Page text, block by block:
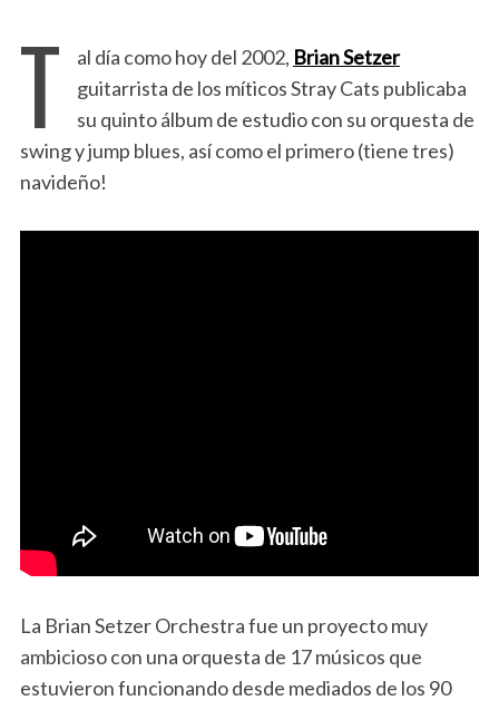
T al día como hoy del 2002, Brian Setzer
guitarrista de los míticos Stray Cats publicaba
su quinto álbum de estudio con su orquesta de
swing y jump blues, así como el primero (tiene tres)
navideño!
La Brian Setzer Orchestra fue un proyecto muy
ambicioso con una orquesta de 17 músicos que
estuvieron funcionando desde mediados de los 90